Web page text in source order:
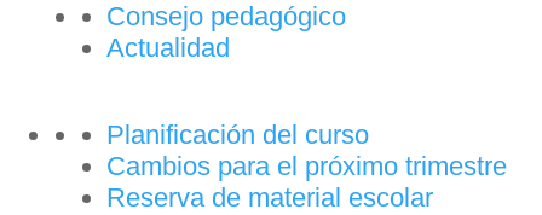
Consejo pedagógico
Actualidad
Planificación del curso
Cambios para el próximo trimestre
Reserva de material escolar